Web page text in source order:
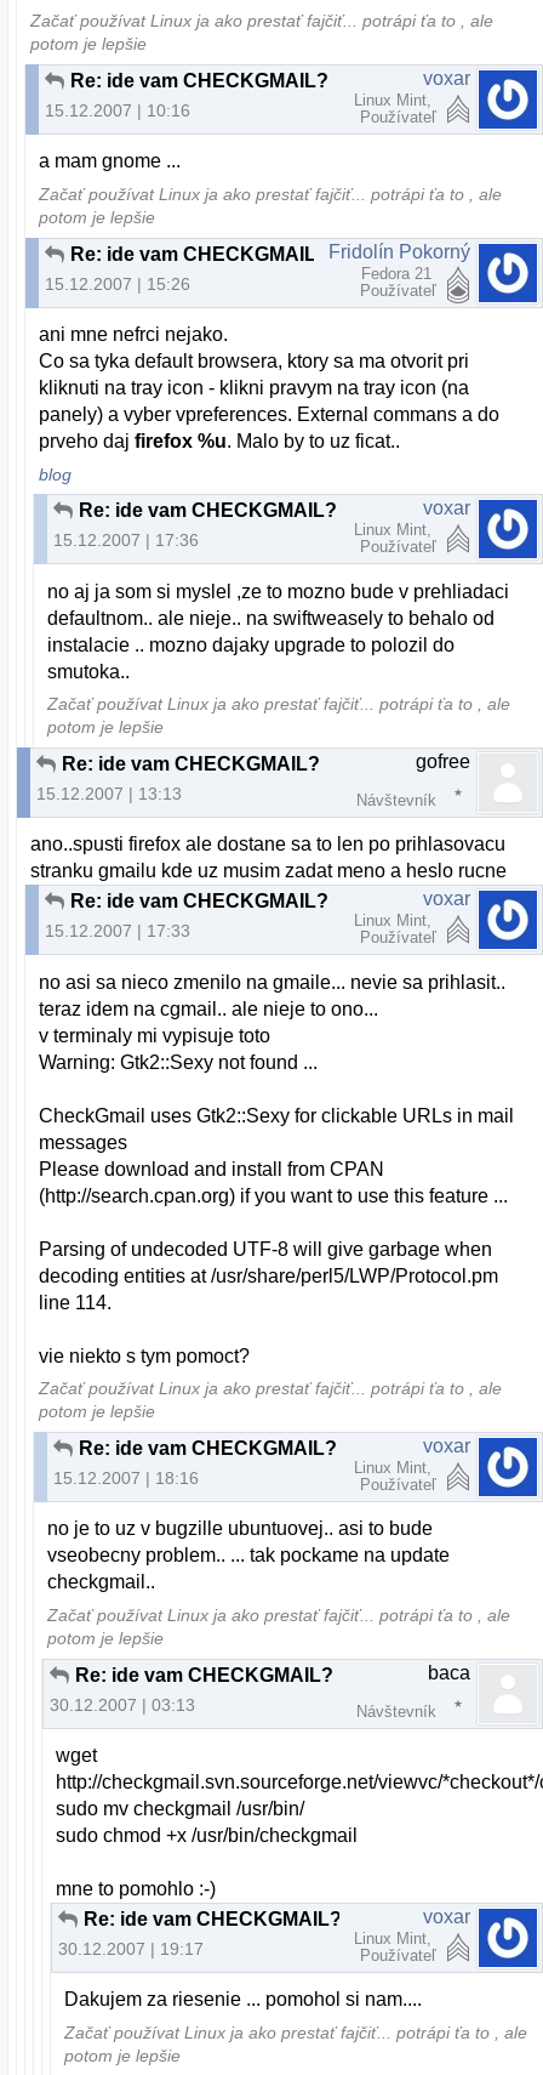
Začať používat Linux ja ako prestať fajčiť... potrápi ťa to , ale
potom je lepšie
Re: ide vam CHECKGMAIL?
15.12.2007 | 10:16
voxar
Linux Mint,
Používateľ
a mam gnome ...
Začať používat Linux ja ako prestať fajčiť... potrápi ťa to , ale
potom je lepšie
Re: ide vam CHECKGMAIL?
15.12.2007 | 15:26
Fridolín Pokorný
Fedora 21
Používateľ
ani mne nefrci nejako.
Co sa tyka default browsera, ktory sa ma otvorit pri
kliknuti na tray icon - klikni pravym na tray icon (na
panely) a vyber vpreferences. External commans a do
prveho dajfirefox %u. Malo by to uz ficat..
blog
Re: ide vam CHECKGMAIL?
15.12.2007 | 17:36
voxar
Linux Mint,
Používateľ
no aj ja som si myslel ,ze to mozno bude v prehliadaci
defaultnom.. ale nieje.. na swiftweasely to behalo od
instalacie .. mozno dajaky upgrade to polozil do
smutoka..
Začať používat Linux ja ako prestať fajčiť... potrápi ťa to , ale
potom je lepšie
Re: ide vam CHECKGMAIL?
15.12.2007 | 13:13
gofree
Návštevník
ano..spusti firefox ale dostane sa to len po prihlasovacu
stranku gmailu kde uz musim zadat meno a heslo rucne
Re: ide vam CHECKGMAIL?
15.12.2007 | 17:33
voxar
Linux Mint,
Používateľ
no asi sa nieco zmenilo na gmaile... nevie sa prihlasit..
teraz idem na cgmail.. ale nieje to ono...
v terminaly mi vypisuje toto
Warning: Gtk2::Sexy not found ...
CheckGmail uses Gtk2::Sexy for clickable URLs in mail
messages
Please download and install from CPAN
(http://search.cpan.org) if you want to use this feature ...
Parsing of undecoded UTF-8 will give garbage when
decoding entities at /usr/share/perl5/LWP/Protocol.pm
line 114.
vie niekto s tym pomoct?
Začať používat Linux ja ako prestať fajčiť... potrápi ťa to , ale
potom je lepšie
Re: ide vam CHECKGMAIL?
15.12.2007 | 18:16
voxar
Linux Mint,
Používateľ
no je to uz v bugzille ubuntuovej.. asi to bude
vseobecny problem.. ... tak pockame na update
checkgmail..
Začať používat Linux ja ako prestať fajčiť... potrápi ťa to , ale
potom je lepšie
Re: ide vam CHECKGMAIL?
30.12.2007 | 03:13
baca
Návštevník
wget
http://checkgmail.svn.sourceforge.net/viewvc/
sudo mv checkgmail /usr/bin/
sudo chmod +x /usr/bin/checkgmail
mne to pomohlo :-)
Re: ide vam CHECKGMAIL?
30.12.2007 | 19:17
voxar
Linux Mint,
Používateľ
Dakujem za riesenie ... pomohol si nam....
Začať používat Linux ja ako prestať fajčiť... potrápi ťa to , ale
potom je lepšie